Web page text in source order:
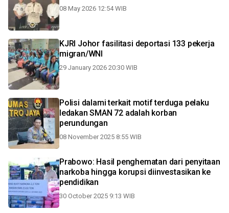
08 May 2026 12:54 WIB
KJRI Johor fasilitasi deportasi 133 pekerja
migran/WNI
29 January 2026 20:30 WIB
Polisi dalami terkait motif terduga pelaku
ledakan SMAN 72 adalah korban
perundungan
08 November 2025 8:55 WIB
Prabowo: Hasil penghematan dari penyitaan
narkoba hingga korupsi diinvestasikan ke
pendidikan
30 October 2025 9:13 WIB